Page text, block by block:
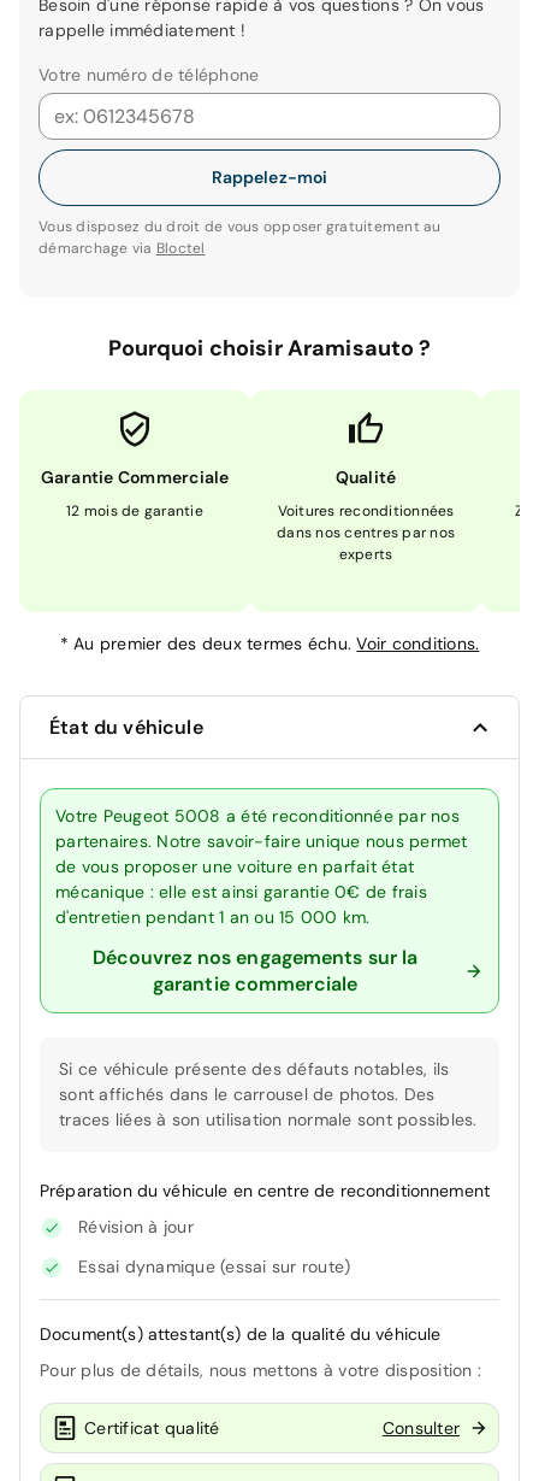
Besoin d'une réponse rapide à vos questions ? On vous
rappelle immédiatement !
Votre numéro de téléphone
Rappelez-moi
Vous disposez du droit de vous opposer gratuitement au
démarchage via Bloctel
Pourquoi choisir Aramisauto ?
Garantie Commerciale
12 mois de garantie
Qualité
Voitures reconditionnées
dans nos centres par nos
experts
*Au premier des deux termes échu.Voir conditions.
État du véhicule
Votre Peugeot 5008 a été reconditionnée par nos
partenaires. Notre savoir-faire unique nous permet
de vous proposer une voiture en parfait état
mécanique : elle est ainsi garantie 0€ de frais
d'entretien pendant 1 an ou 15 000 km.
Découvrez nos engagements sur la
garantie commerciale
Si ce véhicule présente des défauts notables, ils
sont affichés dans le carrousel de photos. Des
traces liées à son utilisation normale sont possibles.
Préparation du véhicule en centre de reconditionnement
Révision à jour
Essai dynamique (essai sur route)
Document(s) attestant(s) de la qualité du véhicule
Pour plus de détails, nous mettons à votre disposition :
Certificat qualité Consulter